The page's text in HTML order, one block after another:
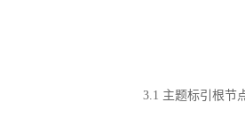
3.1 主题标引根节